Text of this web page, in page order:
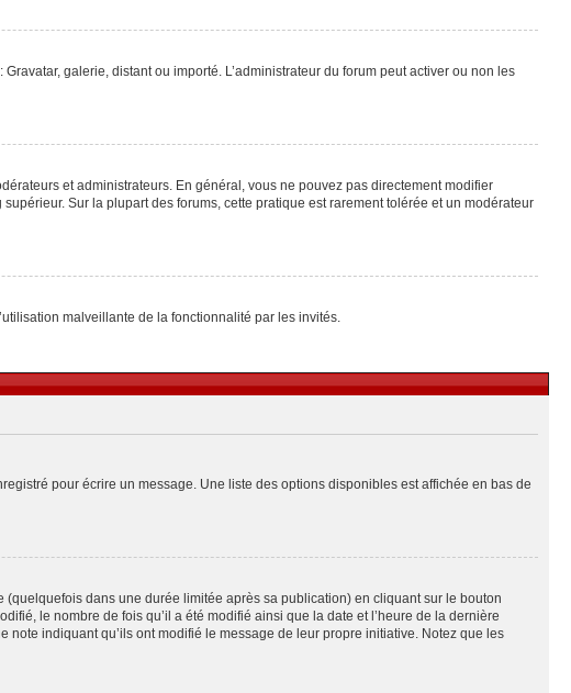
galerie, distant ou importé. L’administrateur du forum peut activer ou non les
et administrateurs. En général, vous ne pouvez pas directement modifier
Sur la plupart des forums, cette pratique est rarement tolérée et un modérateur
malveillante de la fonctionnalité par les invités.
pour écrire un message. Une liste des options disponibles est affichée en bas de
dans une durée limitée après sa publication) en cliquant sur le bouton
le nombre de fois qu’il a été modifié ainsi que la date et l’heure de la dernière
indiquant qu’ils ont modifié le message de leur propre initiative. Notez que les